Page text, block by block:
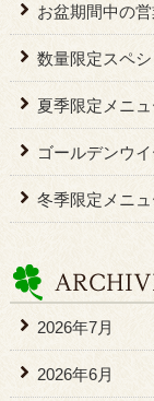
お盆期間中の
数量限定スペ
夏季限定メニ
ゴールデンウ
冬季限定メニ
2026年7月
2026年6月